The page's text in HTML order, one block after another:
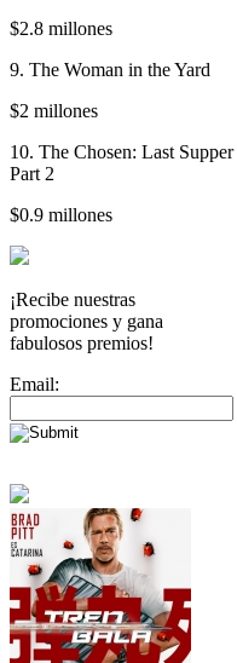
$2.8 millones
9. The Woman in the Yard
$2 millones
10. The Chosen: Last Supper
Part 2
$0.9 millones
¡Recibe nuestras
promociones y gana
fabulosos premios!
Email: